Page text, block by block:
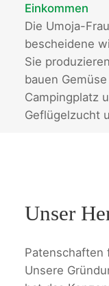
Einkommen
Die Umoja-
bescheidene
Sie
bauen
Campingplatz
Geflügelzucht
Unser
Patenschaften
Unsere